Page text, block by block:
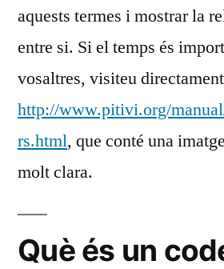
aquests termes i mostrar la
entre si. Si el temps és
vosaltres, visiteu directament
http://www.pitivi.org/
rs.html, que conté una
molt clara.
Què és un